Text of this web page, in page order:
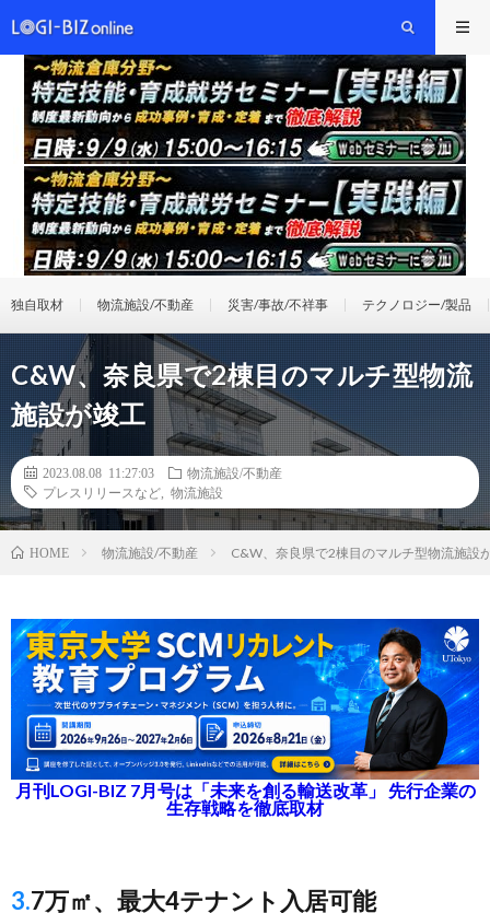
独自取材 物流施設/不動産 災害/事故/不祥事 テクノロジー/製品
C&W、奈良県で2棟目のマルチ型物流
施設が竣工
2023.08.08 11:27:03
物流施設/不動産
プレスリリースなど
物流施設
HOME 物流施設/不動産 C&W、奈良県で2棟目のマルチ型物流施設
月刊LOGI-BIZ 7月号は「未来を創る輸送改革」 先行企業の
生存戦略を徹底取材
3.7万㎡、最大4テナント入居可能